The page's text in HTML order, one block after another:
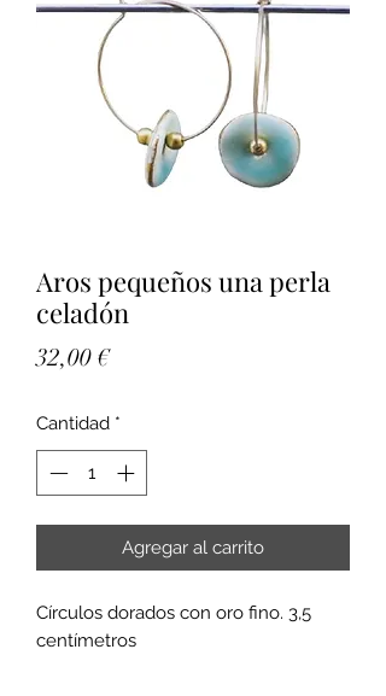
Aros pequeños una perla
celadón
32,00 €Precio
Cantidad *
Agregar al carrito
Círculos dorados con oro fino. 3,5
centímetros